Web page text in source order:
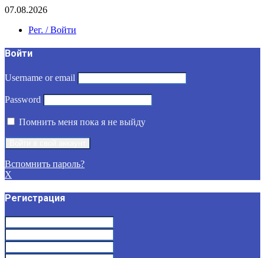
07.08.2026
Рег. / Войти
Войти
Username or email
Password
Помнить меня пока я не выйду
Вспомнить пароль?
X
Регистрация